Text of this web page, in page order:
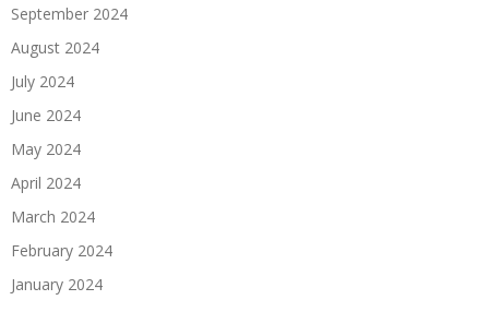
September 2024
August 2024
July 2024
June 2024
May 2024
April 2024
March 2024
February 2024
January 2024